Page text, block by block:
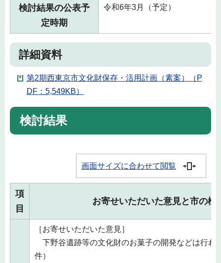
検討結果の公表予
定時期
令和6年3月（予定）
詳細資料
第2期西東京市文化財保存・活用計画（素案）（P
DF：5,549KB）
検討結果
画面サイズに合わせて閲覧
項
目
お寄せいただいた意見と市の検
［お寄せいただいた意見］
下野谷遺跡等の文化財のお菓子の開発などは行わ
件）